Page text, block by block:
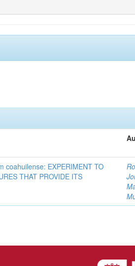
coahuilense: EXPERIMENT TO
THAT PROVIDE ITS